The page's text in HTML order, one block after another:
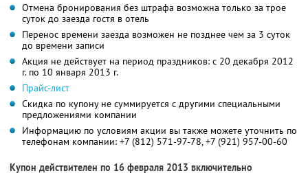
Отмена бронирования без штрафа возможна только за трое
суток до заезда гостя в отель
Перенос времени заезда возможен не позднее чем за 3 суток
до времени записи
Акция не действует на период праздников: с 20 декабря 2012
г. по 10 января 2013 г.
Прайс-лист
Скидка по купону не суммируется с другими специальными
предложениями компании
Информацию по условиям акции вы также можете уточнить по
телефонам компании: +7 (812) 571-97-78, +7 (921) 957-00-60
Купон действителен по 16 февраля 2013 включительно